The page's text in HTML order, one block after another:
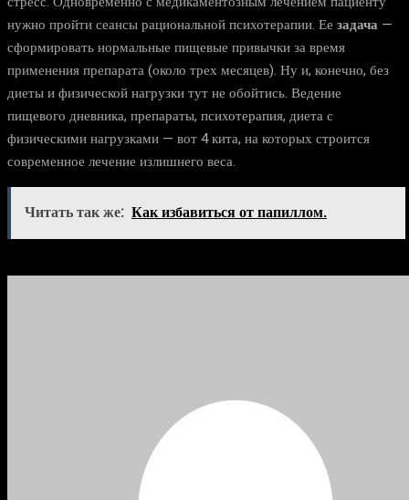
нужно пройти сеансы рациональной психотерапии. Ее задача —
сформировать нормальные пищевые привычки за время
применения препарата (около трех месяцев). Ну и, конечно, без
диеты и физической нагрузки тут не обойтись. Ведение
пищевого дневника, препараты, психотерапия, диета с
физическими нагрузками — вот 4 кита, на которых строится
современное лечение излишнего веса.
Читать так же: Как избавиться от папиллом.